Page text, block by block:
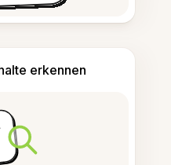
erkennen